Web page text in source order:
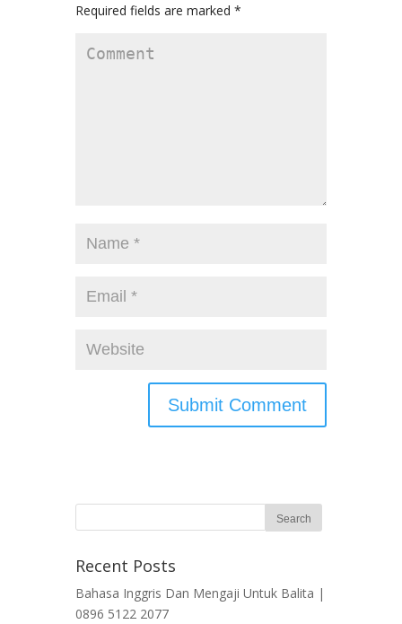
Required fields are marked *
Recent Posts
Bahasa Inggris Dan Mengaji Untuk Balita |
0896 5122 2077